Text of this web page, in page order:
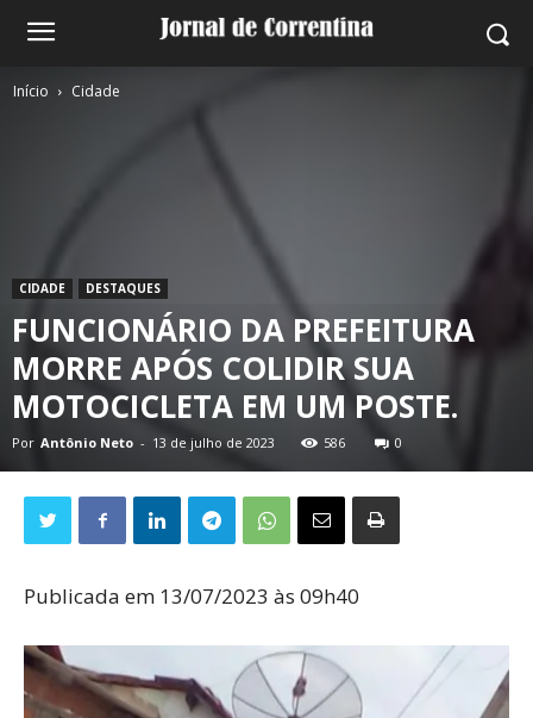
Início Cidade
CIDADE DESTAQUES
FUNCIONÁRIO DA PREFEITURA
MORRE APÓS COLIDIR SUA
MOTOCICLETA EM UM POSTE.
Por Antônio Neto - 13 de julho de 2023 586 0
Publicada em 13/07/2023 às 09h40